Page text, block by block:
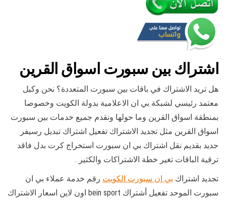
اشتراك بين سبورت اسواق القرين
هل تريد الاشتراك في باقات بين سبورت المتعددة؟ نحن وكيل
معتمد رئيسي لشبكة بي ان الاعلامية بدولة الكويت وخصوصا
بمنطقة اسواق القرين وما حولها ونقدم جميع خدمات بين سبورت
اسواق القرين مثل تجديد الاشتراك تفعيل اشتراك تبديل رسيفر
جديد بقديم نقل اشتراك بي ان سبورت استخراج كرت بدل فاقد
ترقية الباقات تغير خطة الاشتراكات والكثير .
تجديد اشتراك بي ان سبورت الكويت رقم خدمة عملاء بي ان
سبورت الموحد تفعيل أشتراك bein sport اون لاين اسعار الاشتراك